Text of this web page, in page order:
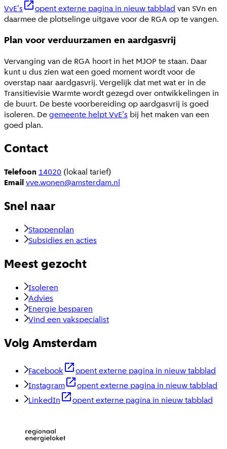
VvE's
opent externe pagina in nieuw tabblad van SVn en
daarmee de plotselinge uitgave voor de RGA op te vangen.
Plan voor verduurzamen en aardgasvrij
Vervanging van de RGA hoort in het MJOP te staan. Daar
kunt u dus zien wat een goed moment wordt voor de
overstap naar aardgasvrij. Vergelijk dat met wat er in de
Transitievisie Warmte wordt gezegd over ontwikkelingen in
de buurt. De beste voorbereiding op aardgasvrij is goed
isoleren. Degemeente helpt VvE's bij het maken van een
goed plan.
Contact
Telefoon 14020 (lokaal tarief)
Emailvve.wonen@amsterdam.nl
Snel naar
Stappenplan
Subsidies en acties
Meest gezocht
Isoleren
Advies
Energie besparen
Vind een vakspecialist
Volg Amsterdam
Facebook
opent externe pagina in nieuw tabblad
Instagram
opent externe pagina in nieuw tabblad
LinkedIn
opent externe pagina in nieuw tabblad